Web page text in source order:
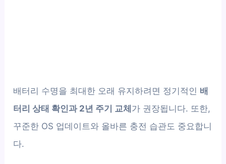
배터리 수명을 최대한 오래 유지하려면 정기적인 배
터리 상태 확인과 2년 주기 교체가 권장됩니다. 또한,
꾸준한 OS 업데이트와 올바른 충전 습관도 중요합니
다.